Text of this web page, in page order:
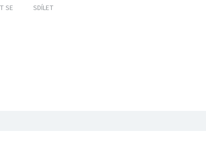
SE SDÍLET